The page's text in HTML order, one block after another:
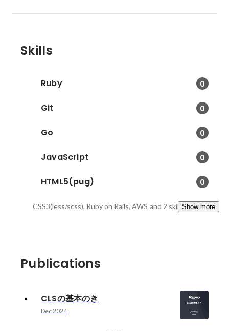
Skills
Ruby 0
Git 0
Go 0
JavaScript 0
HTML5(pug) 0
CSS3(less/scss), Ruby on Rails, AWS and 2 skillsShow more
Publications
CLSの基本のき
Dec 2024